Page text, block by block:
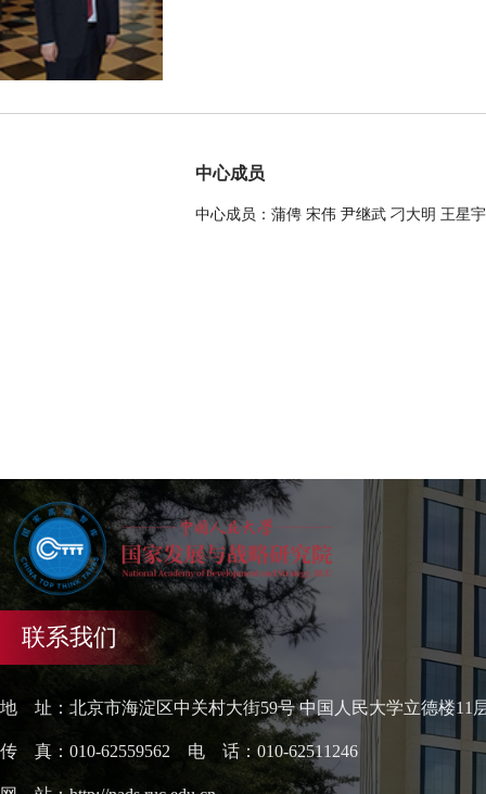
中心成员
中心成员：蒲俜 宋伟 尹继武 刁大明 王星宇
联系我们
地 址：北京市海淀区中关村大街59号 中国人民大学立德楼11
传 真：010-62559562 电 话：010-62511246